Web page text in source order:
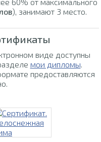
), занимают 3 место.
виде доступны
мои дипломы.
предоставляются